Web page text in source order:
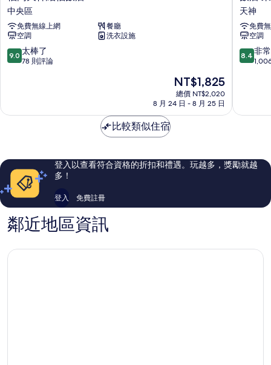
岡
天
神
結
福
飯
中央區
免費無線上網
餐廳
空調
洗衣設施
9.0
分，
太
則
評
9.0 太棒了
78 則評論
現
在
價
NT$1,825
總價 NT$2,020
8 月 24 日 - 8 月 25 日
店
東
方
快
捷
福
神
天神
免費
空調
8.4
分，
非
則
評
8.4 非
比較類似住宿
登入以查看符合資格的折扣和禮遇。玩越多，獎勵就越
多！
登入 免費註冊
鄰近地區資訊